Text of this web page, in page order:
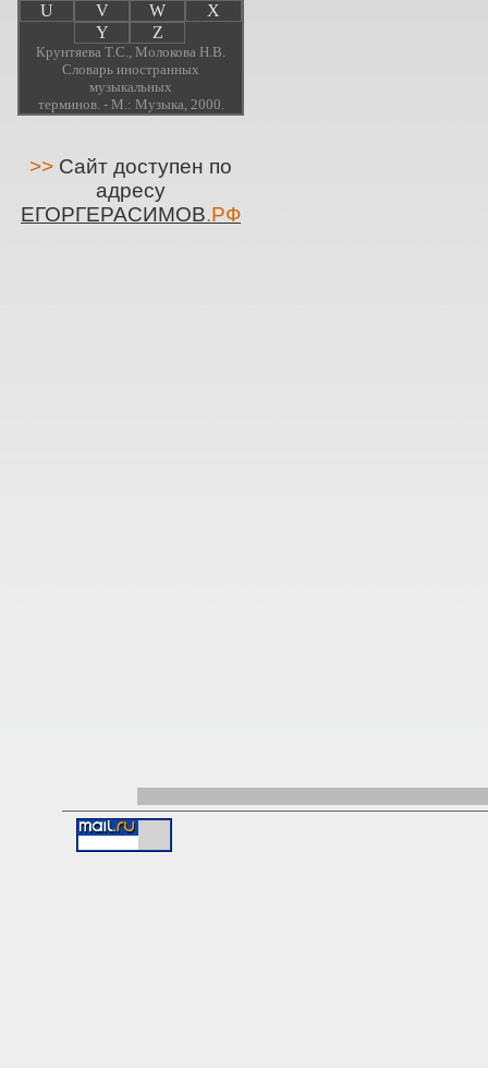
U
V W
X
Y
Z
Крунтяева Т.С., Молокова Н.В.
Словарь иностранных
музыкальных
терминов. - М.: Музыка, 2000.
>> Сайт доступен по
адресу
ЕГОРГЕРАСИМОВ.РФ